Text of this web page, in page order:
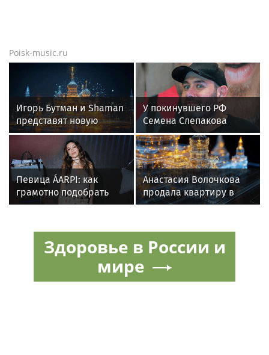
Poisk-music.ru
Игорь Бутман и Shaman
представят новую
премьеру 27 октября
У покинувшего РФ
Семена Слепакова
нашли еще две
квартиры в Москве
Певица ÁARPI: как
грамотно подобрать
гардероб для
Анастасия Волочкова
продала квартиру в
Питере из-за суда с УК
Здоровье в России и
мире